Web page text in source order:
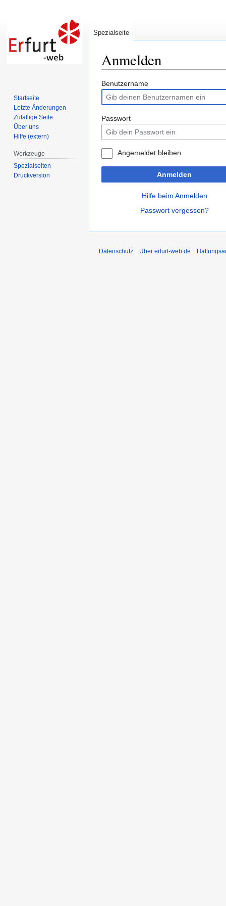
Anmelden
Zur
Navigation
springen
Zur
Suche
springen
Benutzername
Passwort
Angemeldet bleiben
Anmelden
Hilfe beim Anmelden
Passwort vergessen?
Spezialseite
Startseite
Letzte Änderungen
Zufällige Seite
Über uns
Hilfe (extern)
Werkzeuge
Spezialseiten
Druckversion
Datenschutz Über erfurt-web.de